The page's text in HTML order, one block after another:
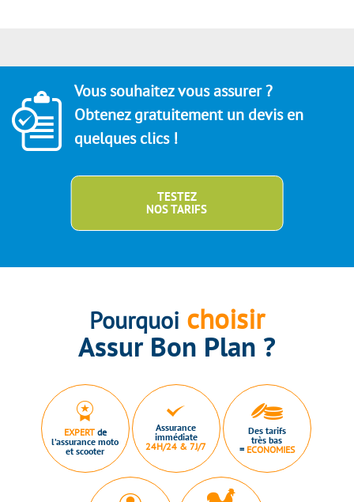
Vous souhaitez vous assurer ?
Obtenez gratuitement un devis en
quelques clics !
TESTEZ
NOS TARIFS
Pourquoi choisir
Assur Bon Plan ?
EXPERTde
l’assurance moto
et scooter
Assurance
immédiate
24H/24 & 7J/7
Des tarifs
très bas
= ECONOMIES